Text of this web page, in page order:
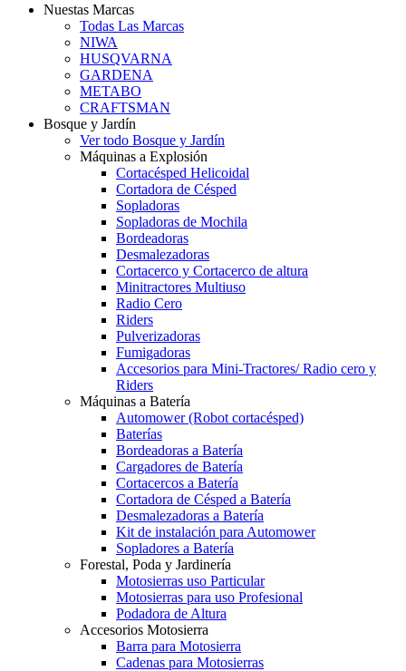
Nuestas Marcas
Todas Las Marcas
NIWA
HUSQVARNA
GARDENA
METABO
CRAFTSMAN
Bosque y Jardín
Ver todo Bosque y Jardín
Máquinas a Explosión
Cortacésped Helicoidal
Cortadora de Césped
Sopladoras
Sopladoras de Mochila
Bordeadoras
Desmalezadoras
Cortacerco y Cortacerco de altura
Minitractores Multiuso
Radio Cero
Riders
Pulverizadoras
Fumigadoras
Accesorios para Mini-Tractores/ Radio cero y
Riders
Máquinas a Batería
Automower (Robot cortacésped)
Baterías
Bordeadoras a Batería
Cargadores de Batería
Cortacercos a Batería
Cortadora de Césped a Batería
Desmalezadoras a Batería
Kit de instalación para Automower
Sopladores a Batería
Forestal, Poda y Jardinería
Motosierras uso Particular
Motosierras para uso Profesional
Podadora de Altura
Accesorios Motosierra
Barra para Motosierra
Cadenas para Motosierras